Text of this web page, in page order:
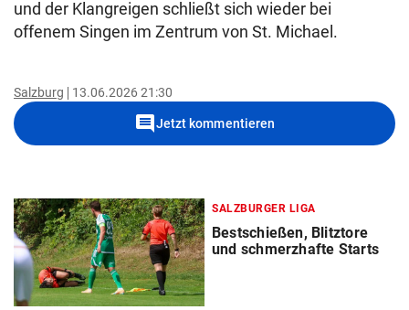
und der Klangreigen schließt sich wieder bei
offenem Singen im Zentrum von St. Michael.
Salzburg 13.06.2026 21:30
commentJetzt kommentieren
SALZBURGER LIGA
Bestschießen, Blitztore
und schmerzhafte Starts